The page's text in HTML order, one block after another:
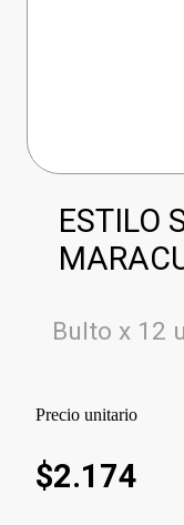
ESTILO
Bulto x 12
Precio unitario
$2.174